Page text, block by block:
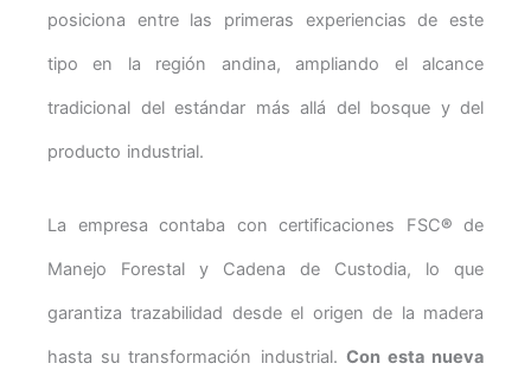
posiciona entre las primeras experiencias de este
tipo en la región andina, ampliando el alcance
tradicional del estándar más allá del bosque y del
producto industrial.
La empresa contaba con certificaciones FSC® de
Manejo Forestal y Cadena de Custodia, lo que
garantiza trazabilidad desde el origen de la madera
hasta su transformación industrial. Con esta nueva